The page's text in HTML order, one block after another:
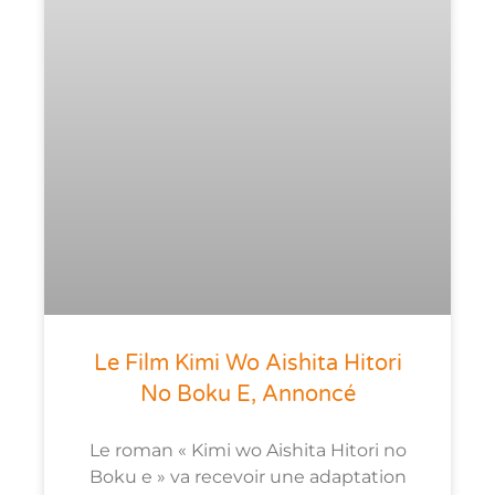
Le Film Kimi Wo Aishita Hitori
No Boku E, Annoncé
Le roman « Kimi wo Aishita Hitori no
Boku e » va recevoir une adaptation